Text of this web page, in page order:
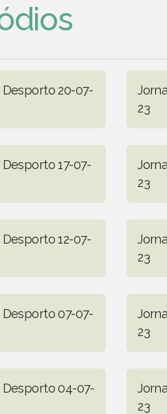
Desporto 20-07-
23
17-07-
23
12-07-
23
Desporto 07-07-
23
Desporto 04-07-
23